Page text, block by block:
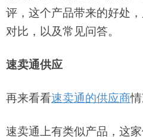
评，这个产品带来的好处
对比，以及常见问答。
速卖通供应
再来看看速卖通的供应商情
速卖通上有类似产品，这